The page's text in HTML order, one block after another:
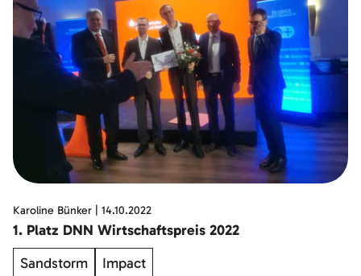
Karoline Bünker 14.10.2022
1. Platz DNN Wirtschaftspreis 2022
Sandstorm
Impact